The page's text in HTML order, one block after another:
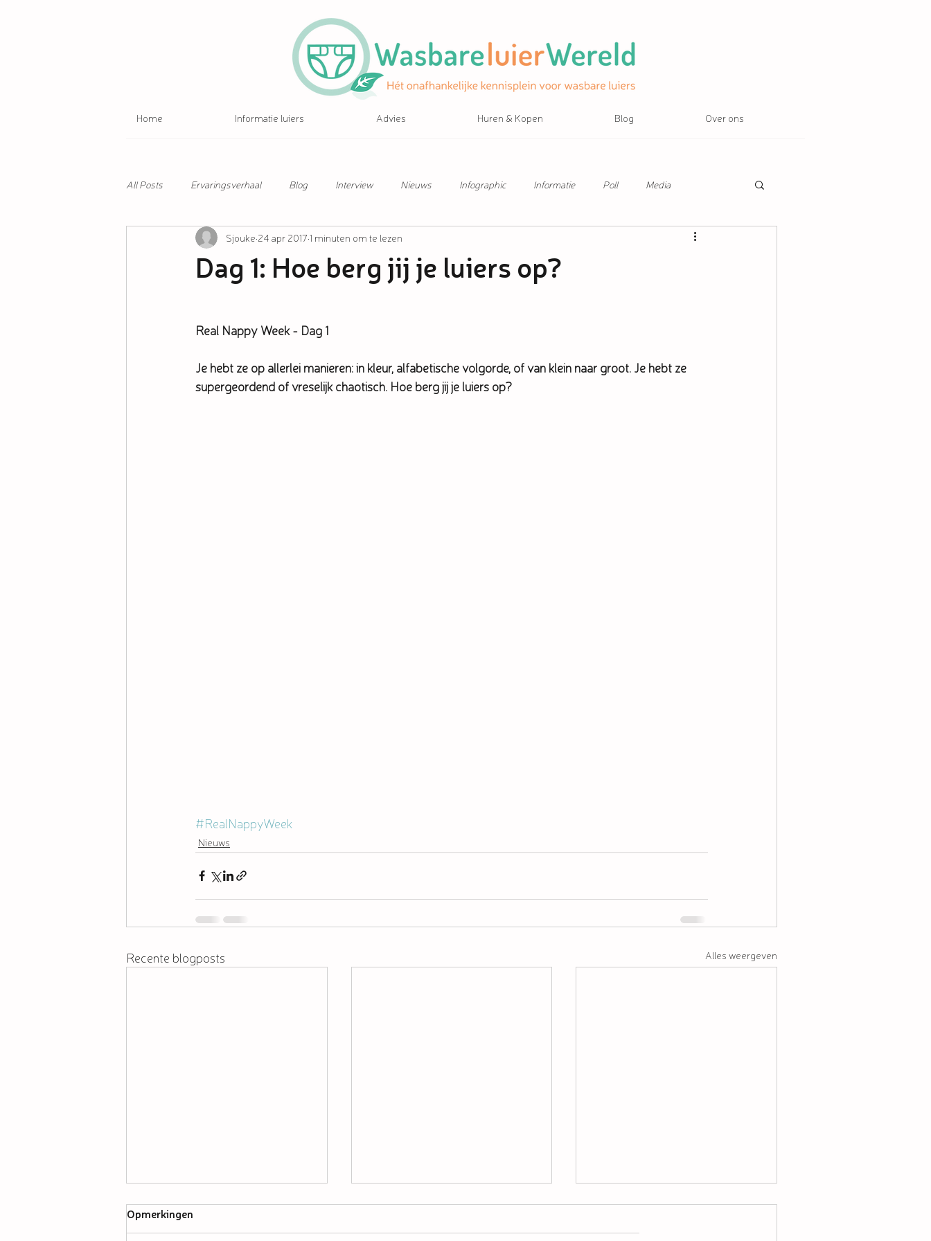
Home Informatie luiers Advies Huren & Kopen Blog Over ons
All Posts Ervaringsverhaal Blog Interview Nieuws Infographic Informatie Poll Media
Dag 1: Hoe berg jij je luiers op?
Sjouke 24 apr 2017 1 minuten om te lezen
Real Nappy Week - Dag 1
Je hebt ze op allerlei manieren: in kleur, alfabetische volgorde, of van klein naar groot. Je hebt ze
supergeordend of vreselijk chaotisch. Hoe berg jij je luiers op?
#RealNappyWeek
Nieuws
Recente blogposts Alles weergeven
Opmerkingen